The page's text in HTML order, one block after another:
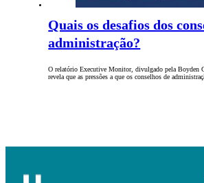
Quais os desafios dos
administração?
O relatório Executive Monitor, divulgado pela Boyden
revela que as pressões a que os conselhos de